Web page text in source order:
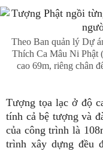
Theo Ban quản lý Dự
Thích Ca Mâu Ni Phật
cao 69m, riêng chân
Tượng tọa lạc ở độ
tính cả bệ tượng và
của công trình là
trình xây dựng đều